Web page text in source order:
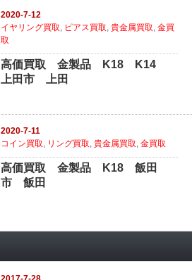
2020-7-12
イヤリング買取, ピアス買取,貴金属買取,金買
取
高価買取 金製品 K18 K14
上田市 上田
2020-7-11
コイン買取, リング買取,貴金属買取,金買取
高価買取 金製品 K18 飯田
市 飯田